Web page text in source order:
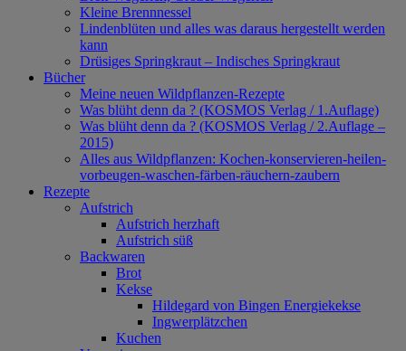
Kleine Brennnessel
Lindenblüten und alles was daraus hergestellt werden
kann
Drüsiges Springkraut – Indisches Springkraut
Bücher
Meine neuen Wildpflanzen-Rezepte
Was blüht denn da ? (KOSMOS Verlag / 1.Auflage)
Was blüht denn da ? (KOSMOS Verlag / 2.Auflage –
2015)
Alles aus Wildpflanzen: Kochen-konservieren-heilen-
vorbeugen-waschen-färben-räuchern-zaubern
Rezepte
Aufstrich
Aufstrich herzhaft
Aufstrich süß
Backwaren
Brot
Kekse
Hildegard von Bingen Energiekekse
Ingwerplätzchen
Kuchen